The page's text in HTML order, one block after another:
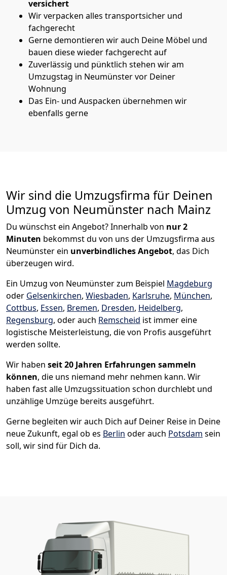
versichert
Wir verpacken alles transportsicher und
fachgerecht
Gerne demontieren wir auch Deine Möbel und
bauen diese wieder fachgerecht auf
Zuverlässig und pünktlich stehen wir am
Umzugstag in Neumünster vor Deiner
Wohnung
Das Ein- und Auspacken übernehmen wir
ebenfalls gerne
Wir sind die Umzugsfirma für Deinen
Umzug von Neumünster nach Mainz
Du wünschst ein Angebot? Innerhalb von nur 2
Minuten bekommst du von uns der Umzugsfirma aus
Neumünster ein unverbindliches Angebot, das Dich
überzeugen wird.
Ein Umzug von Neumünster zum Beispiel Magdeburg
oder Gelsenkirchen, Wiesbaden, Karlsruhe, München,
Cottbus, Essen, Bremen, Dresden, Heidelberg,
Regensburg, oder auch Remscheid ist immer eine
logistische Meisterleistung, die von Profis ausgeführt
werden sollte.
Wir haben seit20 Jahren Erfahrungen sammeln
können, die uns niemand mehr nehmen kann. Wir
haben fast alle Umzugssituation schon durchlebt und
unzählige Umzüge bereits ausgeführt.
Gerne begleiten wir auch Dich auf Deiner Reise in Deine
neue Zukunft, egal ob es Berlin oder auch Potsdam sein
soll, wir sind für Dich da.